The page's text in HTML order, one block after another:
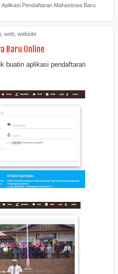
Aplikasi Pendaftaran Mahasiswa Baru
web website
Baru Online
buatin aplikasi pendaftaran